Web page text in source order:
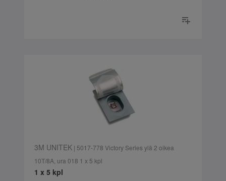
3M UNITEK| 5017-778 Victory Series ylä 2 oikea
10T/8A, ura 018 1 x 5 kpl
1 x 5 kpl